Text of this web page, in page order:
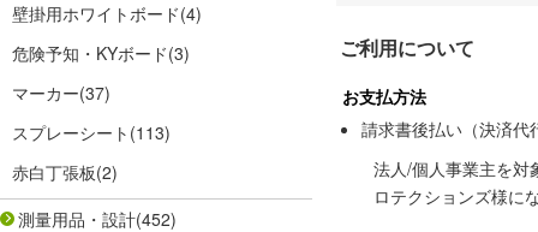
壁掛用ホワイトボード(4)
危険予知・KYボード(3)
マーカー(37)
スプレーシート (113)
赤白丁張板(2)
測量用品・設計(452)
ご利用について
お支払方法
請求書後払い（決済代
法人/個人事業主を対
ロテクションズ様に